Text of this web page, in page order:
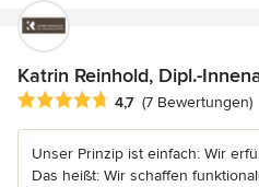
Katrin Reinhold, Dipl.-
Durchschnittliche Bewertung:
4,7 (7 Bewertungen)
Unser Prinzip ist einfach: Wir
Das heißt: Wir schaffen